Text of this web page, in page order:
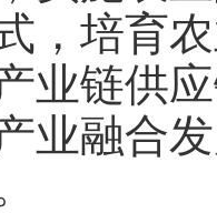
，培育
业链供
业融合